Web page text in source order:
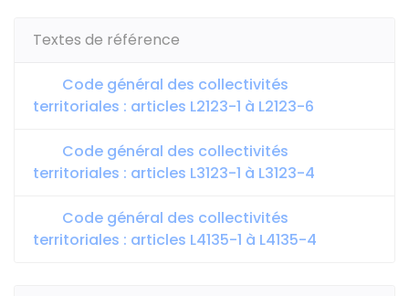
Textes de référence
Code général des collectivités
territoriales : articles L2123-1 à L2123-6
Code général des collectivités
territoriales : articles L3123-1 à L3123-4
Code général des collectivités
territoriales : articles L4135-1 à L4135-4